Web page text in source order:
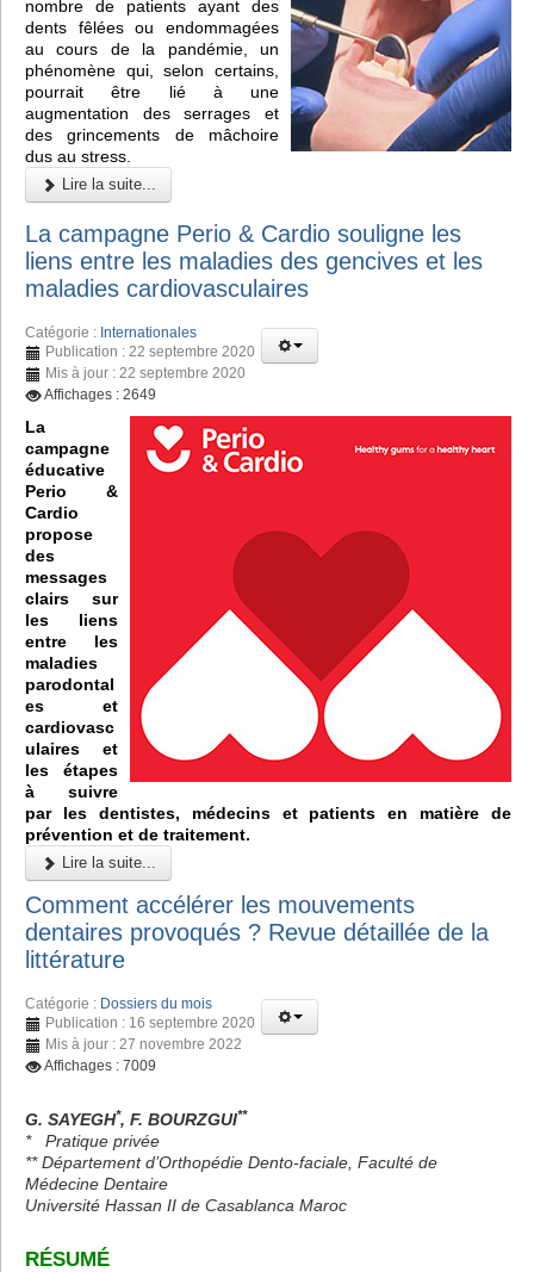
nombre de patients ayant des
dents fêlées ou endommagées
au cours de la pandémie, un
phénomène qui, selon certains,
pourrait être lié à une
augmentation des serrages et
des grincements de mâchoire
dus au stress.
Lire la suite...
La campagne Perio & Cardio souligne les
liens entre les maladies des gencives et les
maladies cardiovasculaires
Catégorie : Internationales
Publication : 22 septembre 2020
Mis à jour : 22 septembre 2020
Affichages : 2649
La
campagne
éducative
Perio &
Cardio
propose
des
messages
clairs sur
les liens
entre les
maladies
parodontal
es et
cardiovasc
ulaires et
les étapes
à suivre
par les dentistes, médecins et patients en matière de
prévention et de traitement.
Lire la suite...
Comment accélérer les mouvements
dentaires provoqués ? Revue détaillée de la
littérature
Catégorie : Dossiers du mois
Publication : 16 septembre 2020
Mis à jour : 27 novembre 2022
Affichages : 7009
G. SAYEGH*, F. BOURZGUI**
*
Pratique privée
** Département d’Orthopédie Dento-faciale, Faculté de
Médecine Dentaire
Université Hassan II de Casablanca Maroc
RÉSUMÉ